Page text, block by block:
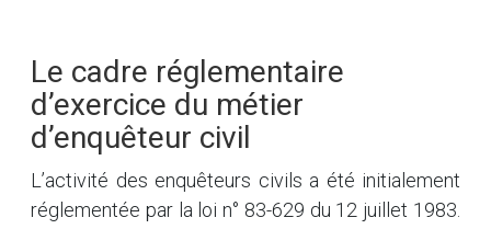
Le cadre réglementaire
d’exercice du métier
d’enquêteur civil
L’activité des enquêteurs civils a été initialement
réglementée par la loi n° 83-629 du 12 juillet 1983.